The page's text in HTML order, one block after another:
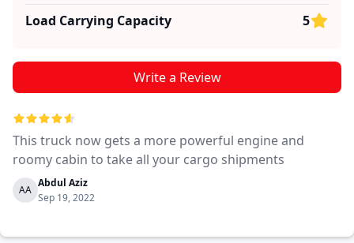
Load Carrying Capacity
5
Write a Review
This truck now gets a more powerful engine and
roomy cabin to take all your cargo shipments
AA
Abdul Aziz
Sep 19, 2022